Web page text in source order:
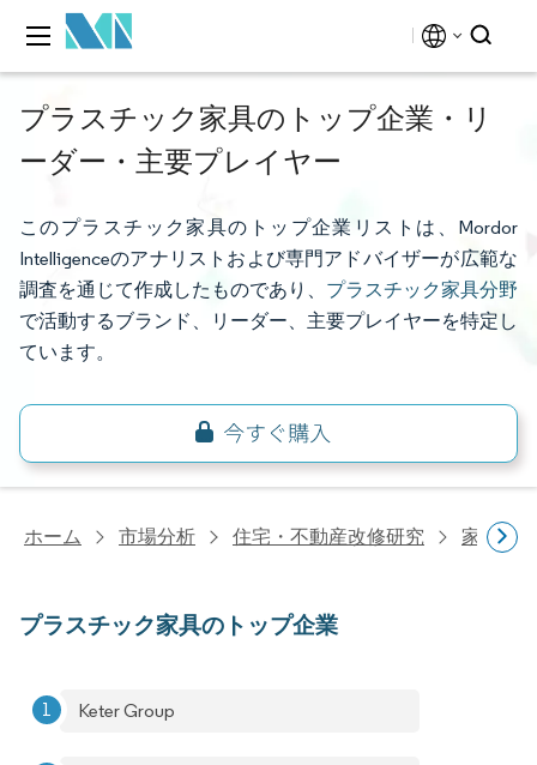
プラスチック家具のトップ企業・リ
ーダー・主要プレイヤー
このプラスチック家具のトップ企業リストは、Mordor
Intelligenceのアナリストおよび専門アドバイザーが広範な
調査を通じて作成したものであり、 プラスチック家具分野
で活動するブランド、リーダー、主要プレイヤーを特定し
ています。
ホーム 市場分析 住宅・不動産改修研究 家具・
プラスチック家具のトップ企業
Keter Group